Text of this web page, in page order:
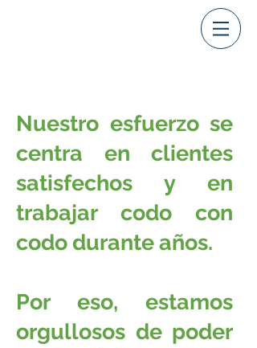
Nuestro esfuerzo se
centra en clientes
satisfechos y en
trabajar codo con
codo durante años.
Por eso, estamos
orgullosos de poder